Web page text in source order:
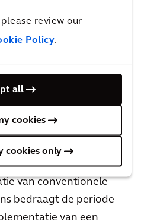
review our
Policy.
all
cookies
cookies only
en
Intelligence sneller
van conventionele
bedraagt de periode
van een